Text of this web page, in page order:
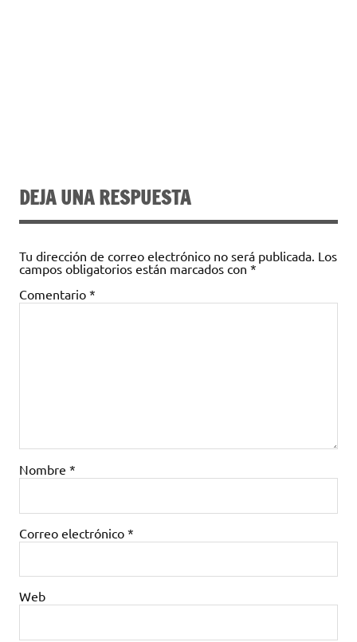
DEJA UNA RESPUESTA
Tu dirección de correo electrónico no será publicada. Los
campos obligatorios están marcados con *
Comentario *
Nombre *
Correo electrónico *
Web